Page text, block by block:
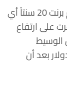
وفي الغضون انخفضت العقود الآجلة لخام برنت 20 سنتاً أي
على ارتفاع
الوسيط
23 سنتاً أي 0.3% مسجلاً 70.41 دولار بعد أن